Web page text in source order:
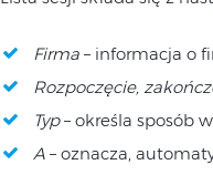
Firma– informacja o
Rozpoczęcie,
Typ– określa sposób
A– oznacza,